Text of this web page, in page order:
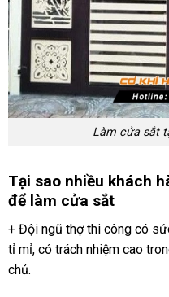
Làm cửa sắt
Tại sao nhiều khách
để làm cửa sắt
+ Đội ngũ thợ thi công có
tỉ mỉ, có trách nhiệm cao
chủ.